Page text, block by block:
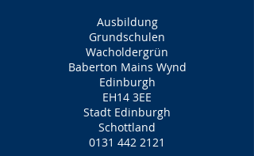
Ausbildung
Grundschulen
Wacholdergrün
Baberton Mains Wynd
Edinburgh
EH14 3EE
Stadt Edinburgh
Schottland
0131 442 2121